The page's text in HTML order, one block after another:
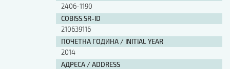
2406-1190
COBISS.SR-ID
210639116
ПОЧЕТНА ГОДИНА / INITIAL YEAR
2014
АДРЕСА / ADDRESS